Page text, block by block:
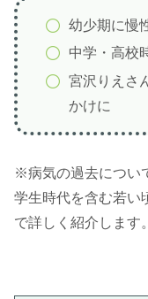
幼少期に慢
中学・高校
宮沢りえさ
かけに
※病気の過去につい
学生時代を含む若い
で詳しく紹介します。